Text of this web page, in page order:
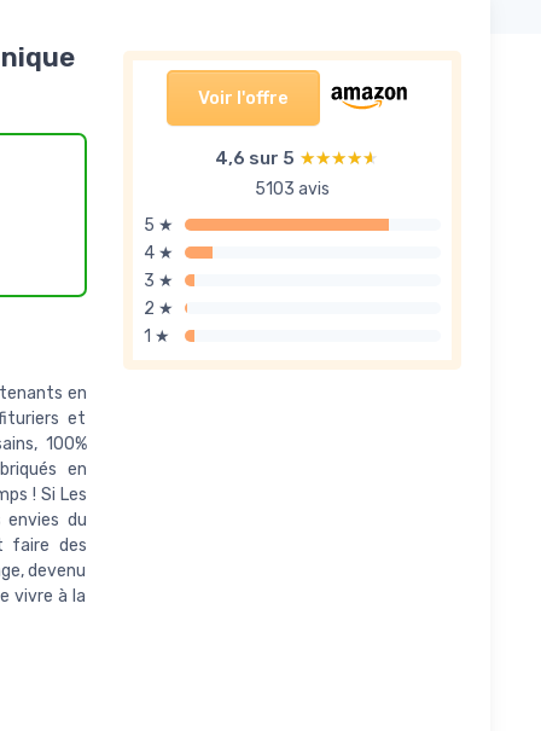
Voir l'offre
4,6 sur 5 ★★★★★
★★★★★
5103 avis
5 ★
4 ★
3 ★
2 ★
1 ★
en
et
100%
en
! Si Les
envies du
faire des
devenu
vivre à la